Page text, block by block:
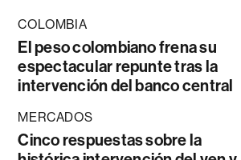
COLOMBIA
El peso colombiano frena su
espectacular repunte tras la
intervención del banco central
MERCADOS
Cinco respuestas sobre la